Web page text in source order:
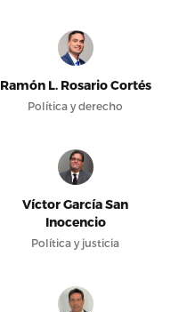
Ramón L. Rosario Cortés
Política y derecho
Víctor García San
Inocencio
Política y justicia